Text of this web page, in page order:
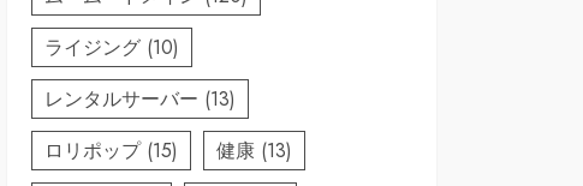
ライジング (10)
レンタルサーバー (13)
ロリポップ(15) 健康 (13)